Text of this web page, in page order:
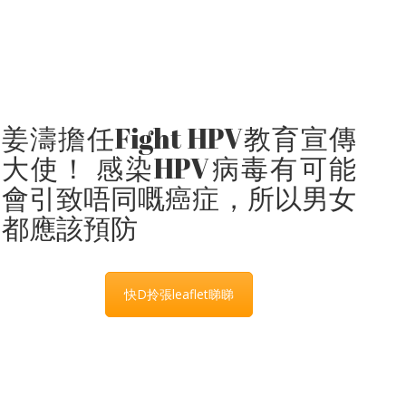
姜濤擔任Fight HPV教育宣傳
大使！ 感染HPV病毒有可能
會引致唔同嘅癌症，所以男女
都應該預防
快D拎張leaflet睇睇